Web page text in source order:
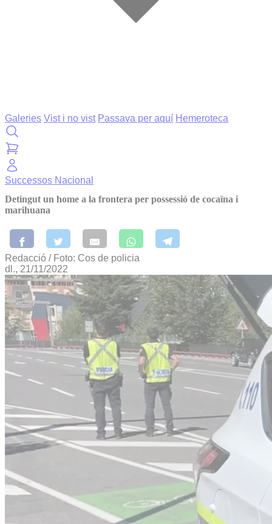
Galeries Vist i no vist Passava per aquí Hemeroteca
Successos Nacional
Detingut un home a la frontera per possessió de cocaïna i
marihuana
Redacció / Foto: Cos de policia
dl., 21/11/2022